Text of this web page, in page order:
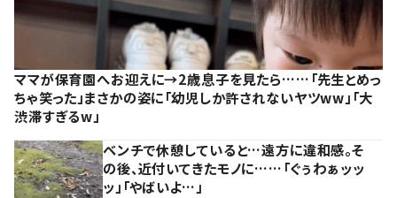
ママが保育園へお迎えに→2歳息子を見たら……「先生とめっ
ちゃ笑った」まさかの姿に「幼児しか許されないヤツww」「大
渋滞すぎるw」
ベンチで休憩していると…遠方に違和感。そ
の後、近付いてきたモノに……「ぐぅわぁッッ
ッ」「やばいよ…」